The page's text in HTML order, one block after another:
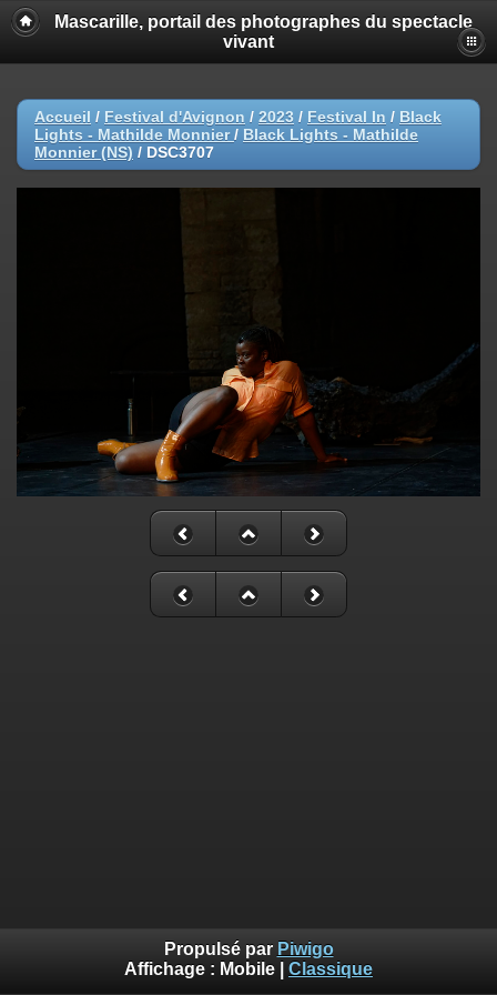
Mascarille, portail des photographes du spectacle
vivant
Accueil / Festival d'Avignon / 2023 / Festival In / Black
Lights - Mathilde Monnier/ Black Lights - Mathilde
Monnier (NS) / DSC3707
Propulsé par Piwigo
Affichage : Mobile Classique